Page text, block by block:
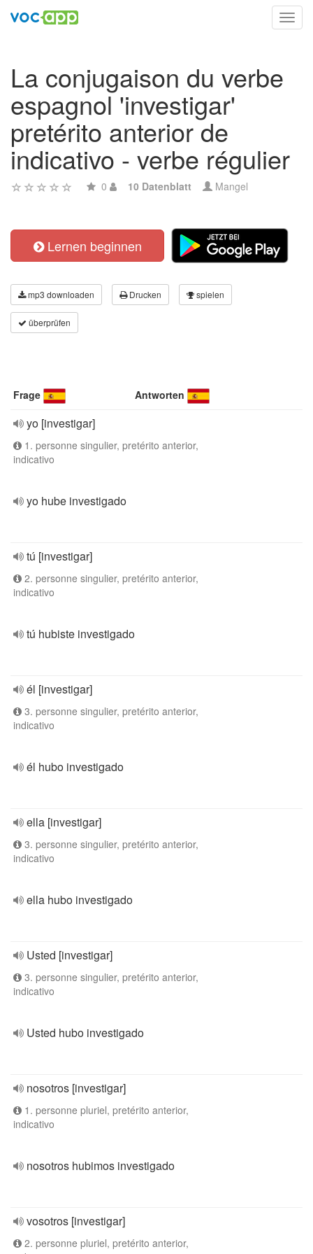
La conjugaison du verbe
espagnol 'investigar'
pretérito anterior de
indicativo - verbe régulier
0 10 Datenblatt Mangel
Lernen beginnen
mp3 downloaden Drucken spielen
überprüfen
Frage Antworten
yo [investigar]
1. personne singulier, pretérito anterior,
indicativo
yo hube investigado
tú [investigar]
2. personne singulier, pretérito anterior,
indicativo
tú hubiste investigado
él [investigar]
3. personne singulier, pretérito anterior,
indicativo
él hubo investigado
ella [investigar]
3. personne singulier, pretérito anterior,
indicativo
ella hubo investigado
Usted [investigar]
3. personne singulier, pretérito anterior,
indicativo
Usted hubo investigado
nosotros [investigar]
1. personne pluriel, pretérito anterior,
indicativo
nosotros hubimos investigado
vosotros [investigar]
2. personne pluriel, pretérito anterior,